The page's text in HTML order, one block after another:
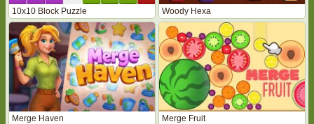
10x10 Block Puzzle Woody Hexa
Merge Haven Merge Fruit